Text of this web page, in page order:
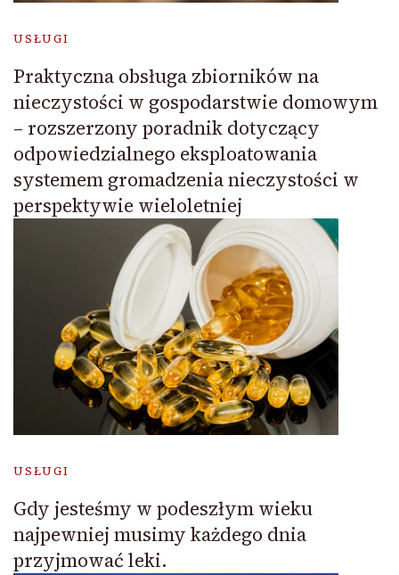
USŁUGI
Praktyczna obsługa zbiorników na
nieczystości w gospodarstwie domowym
– rozszerzony poradnik dotyczący
odpowiedzialnego eksploatowania
systemem gromadzenia nieczystości w
perspektywie wieloletniej
USŁUGI
Gdy jesteśmy w podeszłym wieku
najpewniej musimy każdego dnia
przyjmować leki.